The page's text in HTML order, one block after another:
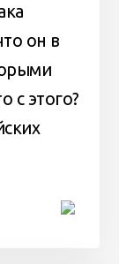
он в
с этого?